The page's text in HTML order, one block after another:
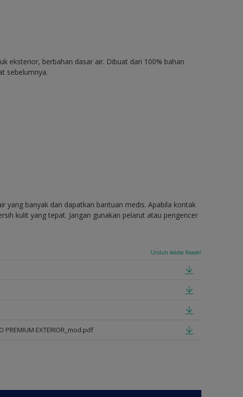
eksterior, berbahan dasar air. Dibuat dari 100% bahan
sebelumnya.
yang banyak dan dapatkan bantuan medis. Apabila kontak
kulit yang tepat. Jangan gunakan pelarut atau pengencer
Unduh Adobe Reader
PREMIUM EXTERIOR_mod.pdf